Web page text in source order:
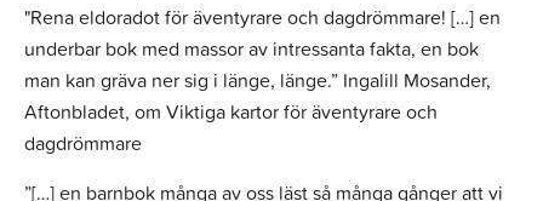
"Rena eldoradot för äventyrare och dagdrömmare! […] en
underbar bok med massor av intressanta fakta, en bok
man kan gräva ner sig i länge, länge.” Ingalill Mosander,
Aftonbladet, om Viktiga kartor för äventyrare och
dagdrömmare
”[…] en barnbok många av oss läst så många gånger att vi